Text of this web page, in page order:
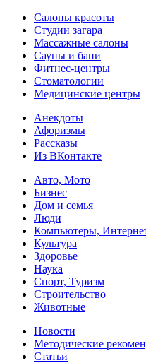
Салоны красоты
Студии загара
Массажные салоны
Сауны и бани
Фитнес-центры
Стоматологии
Медицинские центры
Анекдоты
Афоризмы
Рассказы
Из ВКонтакте
Авто, Мото
Бизнес
Дом и семья
Люди
Компьютеры,
Культура
Здоровье
Наука
Спорт, Туризм
Строительство
Животные
Новости
Методические
Статьи